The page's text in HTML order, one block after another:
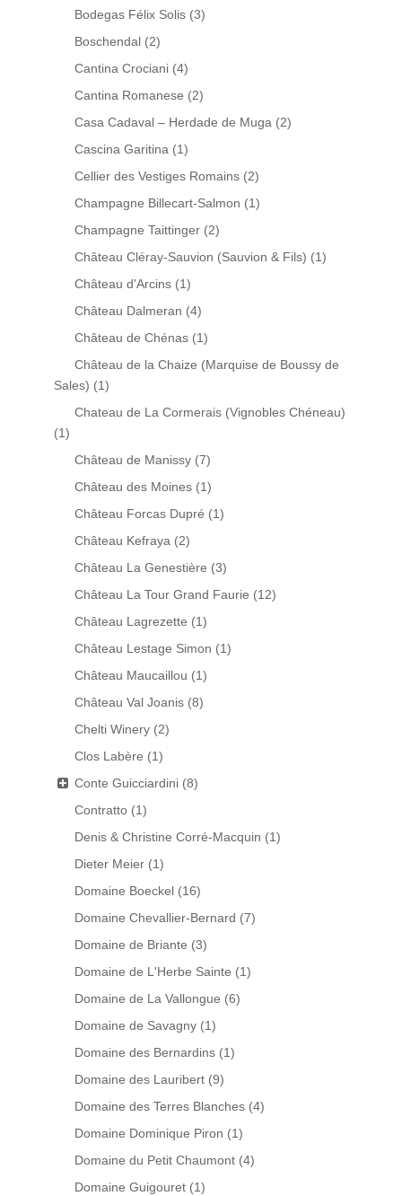
Bodegas Félix Solis (3)
Boschendal (2)
Cantina Crociani (4)
Cantina Romanese (2)
Casa Cadaval – Herdade de Muga (2)
Cascina Garitina (1)
Cellier des Vestiges Romains (2)
Champagne Billecart-Salmon (1)
Champagne Taittinger (2)
Château Cléray-Sauvion (Sauvion & Fils) (1)
Château d'Arcins (1)
Château Dalmeran (4)
Château de Chénas (1)
Château de la Chaize (Marquise de Boussy de
Sales) (1)
Chateau de La Cormerais (Vignobles Chéneau)
(1)
Château de Manissy (7)
Château des Moines (1)
Château Forcas Dupré (1)
Château Kefraya (2)
Château La Genestière (3)
Château La Tour Grand Faurie (12)
Château Lagrezette (1)
Château Lestage Simon (1)
Château Maucaillou (1)
Château Val Joanis (8)
Chelti Winery (2)
Clos Labère (1)
Conte Guicciardini (8)
Contratto (1)
Denis & Christine Corré-Macquin (1)
Dieter Meier (1)
Domaine Boeckel (16)
Domaine Chevallier-Bernard (7)
Domaine de Briante (3)
Domaine de L'Herbe Sainte (1)
Domaine de La Vallongue (6)
Domaine de Savagny (1)
Domaine des Bernardins (1)
Domaine des Lauribert (9)
Domaine des Terres Blanches (4)
Domaine Dominique Piron (1)
Domaine du Petit Chaumont (4)
Domaine Guigouret (1)